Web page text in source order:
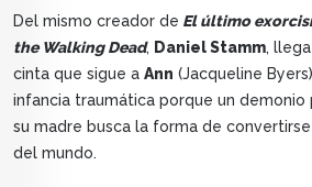
Del mismo creador de El último
the Walking Dead, Daniel Stamm, llega
cinta que sigue a Ann (Jacqueline
infancia traumática porque un
su madre busca la forma de
del mundo.